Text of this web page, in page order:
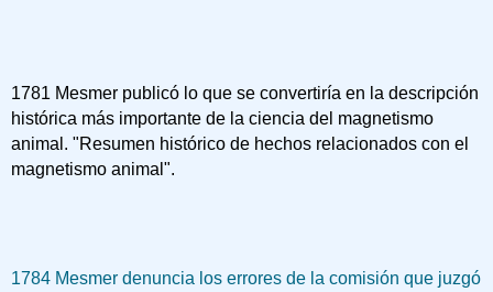
1781 Mesmer publicó lo que se convertiría en la descripción
histórica más importante de la ciencia del magnetismo
animal. "Resumen histórico de hechos relacionados con el
magnetismo animal".
1784 Mesmer denuncia los errores de la comisión que juzgó